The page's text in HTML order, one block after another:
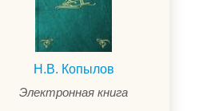
Н.В. Копылов
Электронная книга